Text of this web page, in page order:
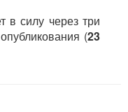
в силу через три
(23